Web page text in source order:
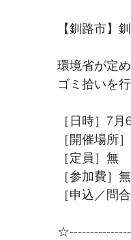
【釧路市】
環境省が定
ゴミ拾いを行
［日時］7
［開催場所
［定員］無
［参加費］
［申込／問